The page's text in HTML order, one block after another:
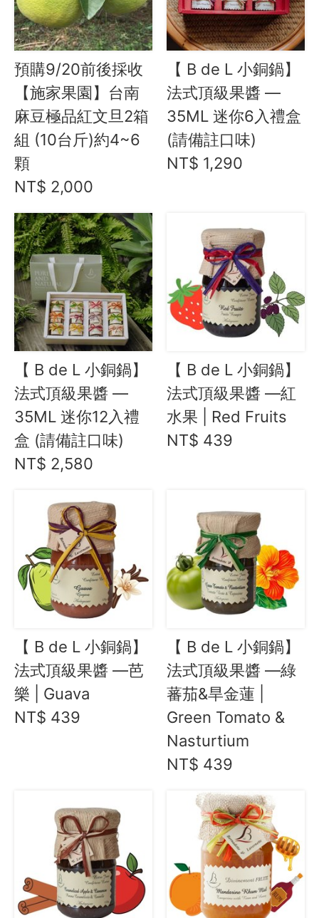
聯絡我們
合作與廣告
媒體推薦與報導
隱私保護
資訊安全
服務條款
預購9/20前後採收
【施家果園】台南
麻豆極品紅文旦2箱
組 (10台斤)約4~6
顆
NT$ 2,000
【 B de L 小銅鍋】
法式頂級果醬 —
35ML 迷你6入禮盒
(請備註口味)
NT$ 1,290
【 B de L 小銅鍋】
法式頂級果醬 —
35ML 迷你12入禮
盒 (請備註口味)
NT$ 2,580
【 B de L 小銅鍋】
法式頂級果醬 —紅
水果 | Red Fruits
NT$ 439
【 B de L 小銅鍋】
法式頂級果醬 —芭
樂 | Guava
NT$ 439
【 B de L 小銅鍋】
法式頂級果醬 —綠
蕃茄&旱金蓮 |
Green Tomato &
Nasturtium
NT$ 439